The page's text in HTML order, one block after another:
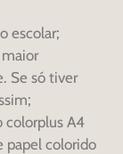
escolar;
Se só tiver
colorplus A4
papel colorido